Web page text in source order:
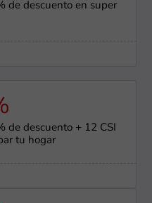
de descuento en super
de descuento + 12 CSI
tu hogar